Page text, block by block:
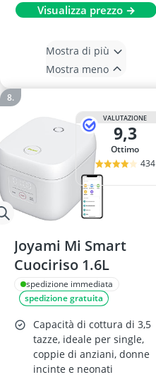
Visualizza prezzo →
Mostra di più
Mostra meno
VALUTAZIONE
9,3
Ottimo
434
Joyami Mi Smart
Cuociriso 1.6L
spedizione immediata
spedizione gratuita
Capacità di cottura di 3,5
tazze, ideale per single,
coppie di anziani, donne
incinte e neonati